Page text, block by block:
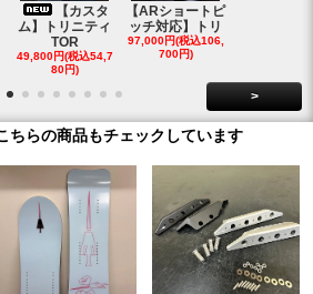
【カスタ
ム】トリニティ
TOR
49,800円(税込54,7
80円)
【ARショートピ
ッチ対応】トリ
97,000円(税込106,
700円)
>
ちらの商品もチェックしています